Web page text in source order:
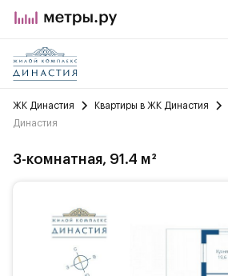
ЖК Династия Квартиры в ЖК Династия
Династия
3-комнатная, 91.4 м²